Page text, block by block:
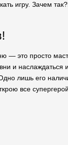
игру. Зачем
— это просто
и
лишь его
все